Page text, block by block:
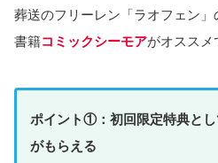
葬送のフリーレン「ラオフェン
書籍コミックシーモアがオススメ
ポイント①：初回限定特典とし
がもらえる